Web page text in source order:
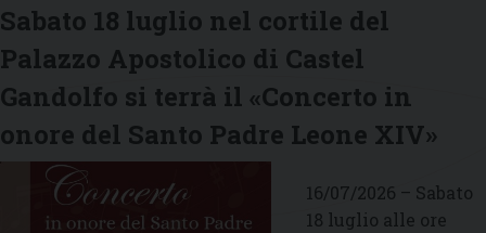
Sabato 18 luglio nel cortile del
Palazzo Apostolico di Castel
Gandolfo si terrà il «Concerto in
onore del Santo Padre Leone XIV»
16/07/2026 – Sabato
18 luglio alle ore